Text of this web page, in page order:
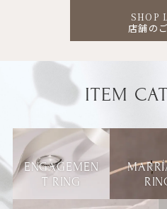
SHOP
店舗の
ITEM
ENGAGEMEN
T RING